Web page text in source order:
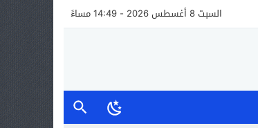
السبت 8 أغسطس 2026 - 14:49 مساءً